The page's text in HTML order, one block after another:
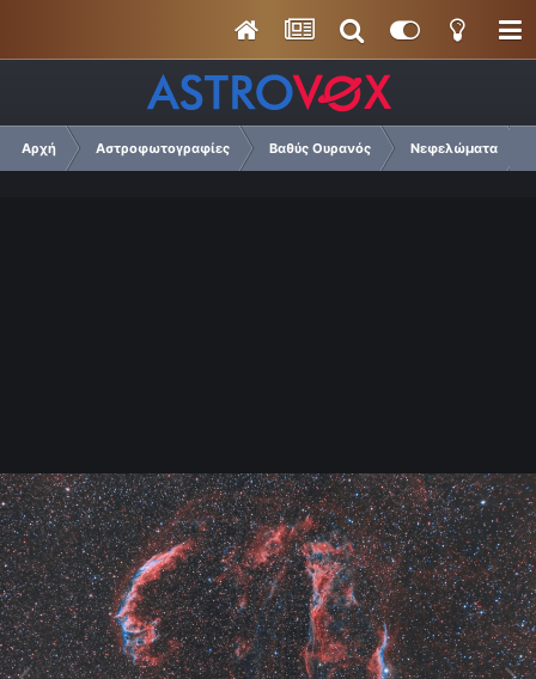
Αρχή Αστροφωτογραφίες Βαθύς Ουρανός Νεφελώματα